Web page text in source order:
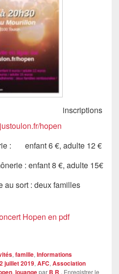
inscriptions
hopen
: enfant 6 €, adulte 12 €
: enfant 8 €, adulte 15€
au sort : deux familles
Hopen en pdf
, famille, Informations
2 juillet 2019, AFC, Association
, louangepar B R . Enregistrer le